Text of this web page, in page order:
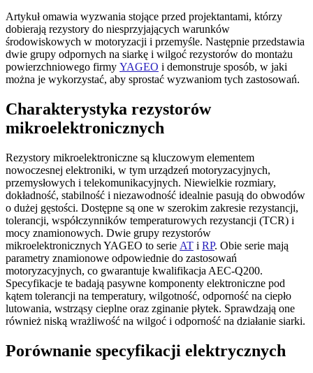
Artykuł omawia wyzwania stojące przed projektantami, którzy
dobierają rezystory do niesprzyjających warunków
środowiskowych w motoryzacji i przemyśle. Następnie przedstawia
dwie grupy odpornych na siarkę i wilgoć rezystorów do montażu
powierzchniowego firmy YAGEO i demonstruje sposób, w jaki
można je wykorzystać, aby sprostać wyzwaniom tych zastosowań.
Charakterystyka rezystorów
mikroelektronicznych
Rezystory mikroelektroniczne są kluczowym elementem
nowoczesnej elektroniki, w tym urządzeń motoryzacyjnych,
przemysłowych i telekomunikacyjnych. Niewielkie rozmiary,
dokładność, stabilność i niezawodność idealnie pasują do obwodów
o dużej gęstości. Dostępne są one w szerokim zakresie rezystancji,
tolerancji, współczynników temperaturowych rezystancji (TCR) i
mocy znamionowych. Dwie grupy rezystorów
mikroelektronicznych YAGEO to serie AT i RP. Obie serie mają
parametry znamionowe odpowiednie do zastosowań
motoryzacyjnych, co gwarantuje kwalifikacja AEC-Q200.
Specyfikacje te badają pasywne komponenty elektroniczne pod
kątem tolerancji na temperatury, wilgotność, odporność na ciepło
lutowania, wstrząsy cieplne oraz zginanie płytek. Sprawdzają one
również niską wrażliwość na wilgoć i odporność na działanie siarki.
Porównanie specyfikacji elektrycznych